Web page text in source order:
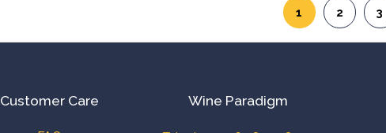
1 2 3
Customer Care Wine Paradigm